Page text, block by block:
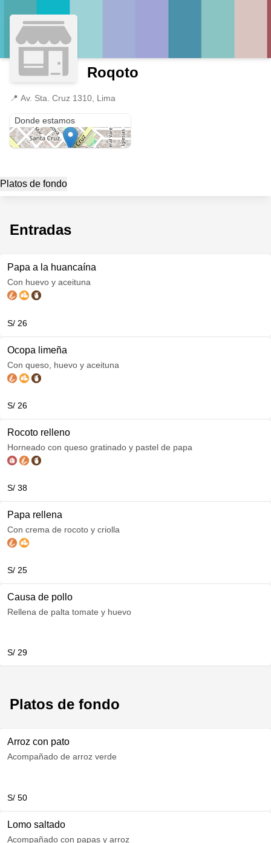
Roqoto
📍 Av. Sta. Cruz 1310, Lima
Donde estamos
Platos de fondo
Entradas
Papa a la huancaína
Con huevo y aceituna
S/ 26
Ocopa limeña
Con queso, huevo y aceituna
S/ 26
Rocoto relleno
Horneado con queso gratinado y pastel de papa
S/ 38
Papa rellena
Con crema de rocoto y criolla
S/ 25
Causa de pollo
Rellena de palta tomate y huevo
S/ 29
Platos de fondo
Arroz con pato
Acompañado de arroz verde
S/ 50
Lomo saltado
Acompañado con papas y arroz